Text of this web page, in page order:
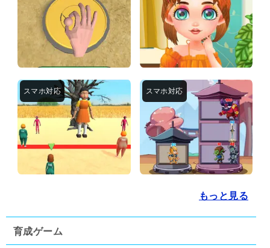
もっと見る
育成ゲーム